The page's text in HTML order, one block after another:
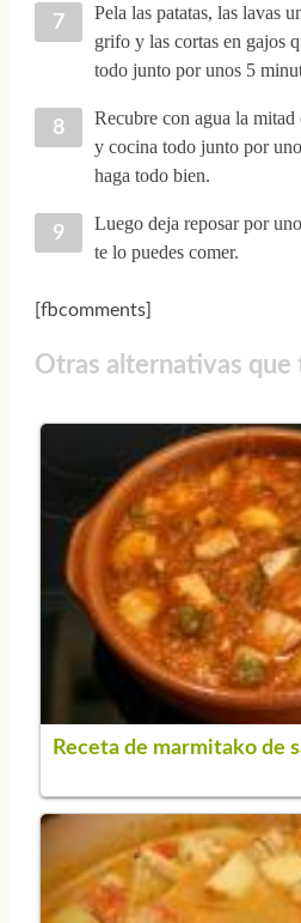
Pela las patatas, las lavas
grifo y las cortas en gajos
todo junto por unos 5
Recubre con agua la
y cocina todo junto por
haga todo bien.
Luego deja reposar por
te lo puedes comer.
[fbcomments]
Otras alternativas que
Receta de marmitako de